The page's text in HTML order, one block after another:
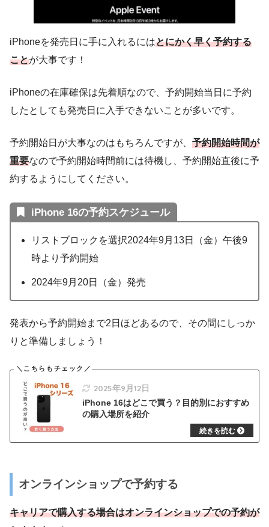
iPhoneを発売日に手に入れるにはとにかく早く予約する
ことが大事です！
iPhoneの在庫確保は先着順なので、予約開始当日に予約
したとしても発売日に入手できないことが多いです。
予約開始日が大事なのはもちろんですが、 予約開始時間が
重要なので予約開始時間前には待機し、予約開始直後に予
約するようにしてください。
iPhone 16の予約スケジュール
リストブロックを選択2024年9月13日（金）午後9
時より予約開始
2024年9月20日（金）発売
発表から予約開始まで2日ほどあるので、その間にしっか
りと準備しましょう！
2025年9月12日
iPhone 16はどこで買う？目的別におすすめ
の購入場所を紹介
オンラインショップで予約する
キャリアで購入する場合はオンラインショップでの予約が